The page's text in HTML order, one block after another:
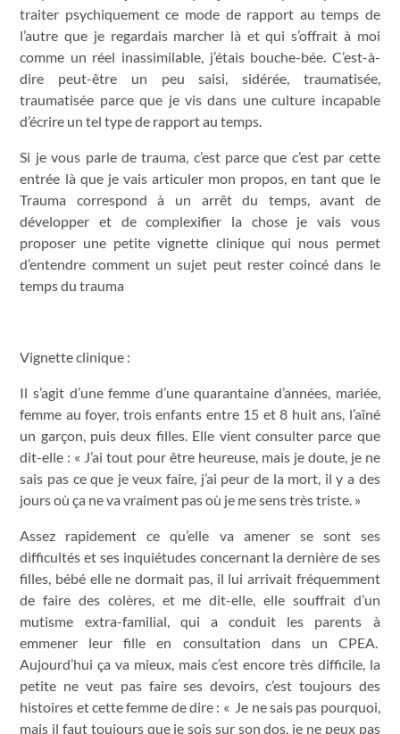
traiter psychiquement ce mode de rapport au temps de
l’autre que je regardais marcher là et qui s’offrait à moi
comme un réel inassimilable, j’étais bouche-bée. C’est-à-
dire peut-être un peu saisi, sidérée, traumatisée,
traumatisée parce que je vis dans une culture incapable
d’écrire un tel type de rapport au temps.
Si je vous parle de trauma, c’est parce que c’est par cette
entrée là que je vais articuler mon propos, en tant que le
Trauma correspond à un arrêt du temps, avant de
développer et de complexifier la chose je vais vous
proposer une petite vignette clinique qui nous permet
d’entendre comment un sujet peut rester coincé dans le
temps du trauma
Vignette clinique :
Il s’agit d’une femme d’une quarantaine d’années, mariée,
femme au foyer, trois enfants entre 15 et 8 huit ans, l’aîné
un garçon, puis deux filles. Elle vient consulter parce que
dit-elle : « J’ai tout pour être heureuse, mais je doute, je ne
sais pas ce que je veux faire, j’ai peur de la mort, il y a des
jours où ça ne va vraiment pas où je me sens très triste. »
Assez rapidement ce qu’elle va amener se sont ses
difficultés et ses inquiétudes concernant la dernière de ses
filles, bébé elle ne dormait pas, il lui arrivait fréquemment
de faire des colères, et me dit-elle, elle souffrait d’un
mutisme extra-familial, qui a conduit les parents à
emmener leur fille en consultation dans un CPEA.
Aujourd’hui ça va mieux, mais c’est encore très difficile, la
petite ne veut pas faire ses devoirs, c’est toujours des
histoires et cette femme de dire : « Je ne sais pas pourquoi,
mais il faut toujours que je sois sur son dos, je ne peux pas